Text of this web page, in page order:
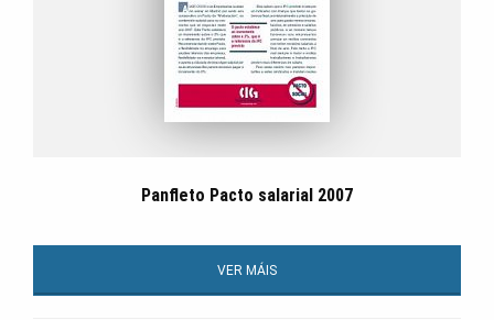
Panfleto Pacto salarial 2007
VER MÁIS